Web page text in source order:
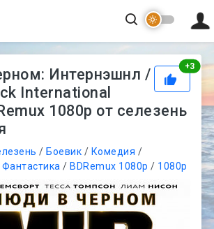
+3
Интернэшнл /
International
1080p от селезень
/Боевик / Комедия /
Фантастика /BDRemux 1080p / 1080p